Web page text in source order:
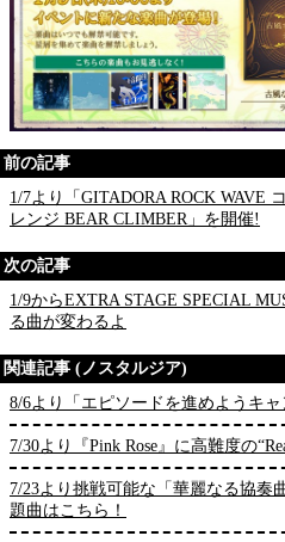
前の記事
1/7より「GITADORA ROCK WAVE
レンジ BEAR CLIMBER」を開催!
次の記事
1/9からEXTRA STAGE SPECIAL
る曲が変わるよ
関連記事 (ノスタルジア)
8/6より「エピソードを進めようキャ
7/30より『Pink Rose』に高難度の
7/23より挑戦可能な「華麗なる協奏
題曲はこちら！